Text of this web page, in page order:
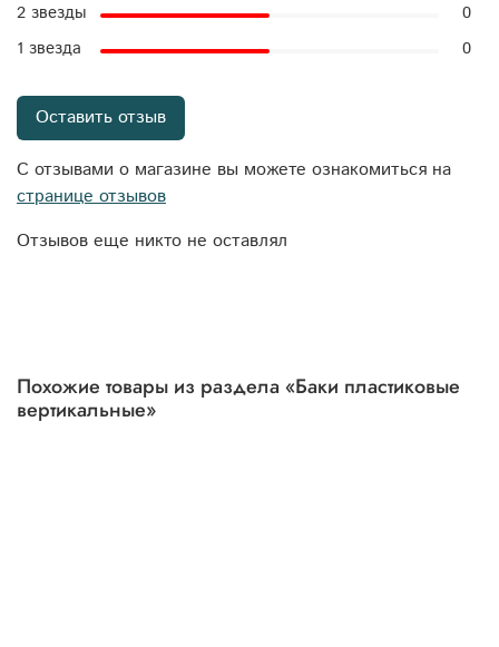
Отзывов еще никто не оставлял
2 звезды
0
1 звезда
0
Оставить отзыв
С отзывами о магазине вы можете ознакомиться на
странице отзывов
Похожие товары из раздела «Баки пластиковые
вертикальные»